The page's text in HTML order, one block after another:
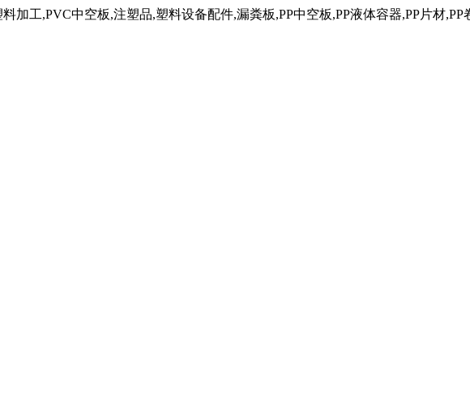
加工,PVC中空板,注塑品,塑料设备配件,漏粪板,PP中空板,PP液体容器,PP片材